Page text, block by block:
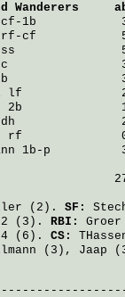
Wanderers
cf-1b            3
rf-cf            5
ss               5
c                3
3
lf              2
2b              1
dh               2
rf              0
1b-p
(2). SF:
2 (3). RBI: Groer
4 (6). CS:
(3), Jaap